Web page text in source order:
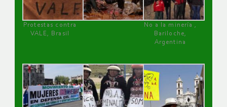
Protestas contra
VALE, Brasil
No a la minería ,
Bariloche,
Argentina